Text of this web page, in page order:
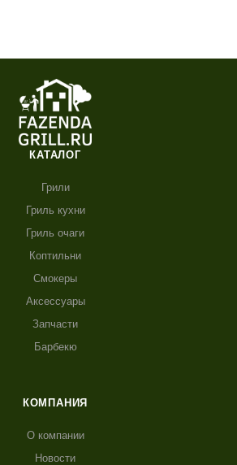
КАТАЛОГ
Грили
Гриль кухни
Гриль очаги
Коптильни
Смокеры
Аксессуары
Запчасти
Барбекю
КОМПАНИЯ
О компании
Новости